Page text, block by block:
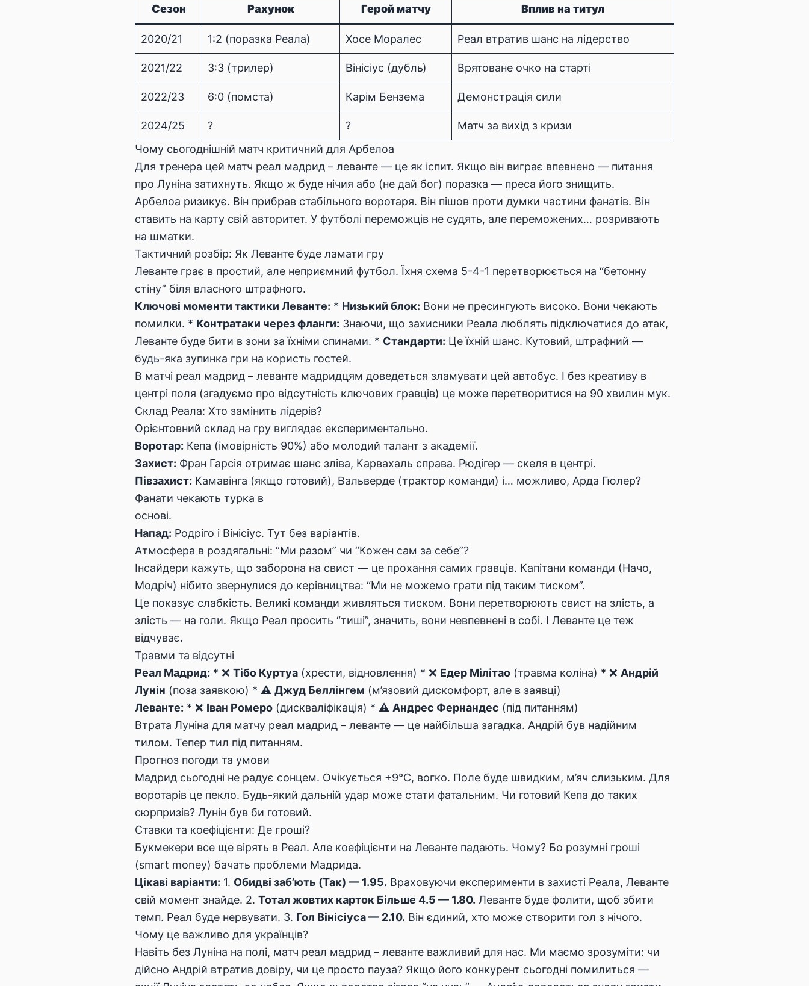
Сезон
Рахунок Герой матчу Вплив на титул
2020/21 1:2 (поразка Реала) Хосе Моралес Реал втратив шанс на лідерство
2021/22 3:3 (трилер) Вінісіус (дубль) Врятоване очко на старті
2022/23 6:0 (помста) Карім Бензема Демонстрація сили
2024/25 ? ?
Матч за вихід з кризи
Чому сьогоднішній матч критичний для Арбелоа
Для тренера цей матч реал мадрид – леванте — це як іспит. Якщо він виграє впевнено — питання
про Луніна затихнуть. Якщо ж буде нічия або (не дай бог) поразка — преса його знищить.
Арбелоа ризикує. Він прибрав стабільного воротаря. Він пішов проти думки частини фанатів. Він
ставить на карту свій авторитет. У футболі переможців не судять, але переможених… розривають
на шматки.
Тактичний розбір: Як Леванте буде ламати гру
Леванте грає в простий, але неприємний футбол. Їхня схема 5-4-1 перетворюється на “бетонну
стіну” біля власного штрафного.
Ключові моменти тактики Леванте: * Низький блок: Вони не пресингують високо. Вони чекають
помилки. * Контратаки через фланги: Знаючи, що захисники Реала люблять підключатися до атак,
Леванте буде бити в зони за їхніми спинами. * Стандарти: Це їхній шанс. Кутовий, штрафний —
будь-яка зупинка гри на користь гостей.
В матчі реал мадрид – леванте мадридцям доведеться зламувати цей автобус. І без креативу в
центрі поля (згадуємо про відсутність ключових гравців) це може перетворитися на 90 хвилин мук.
Склад Реала: Хто замінить лідерів?
Орієнтовний склад на гру виглядає експериментально.
Воротар: Кепа (імовірність 90%) або молодий талант з академії.
Захист: Фран Гарсія отримає шанс зліва, Карвахаль справа. Рюдігер — скеля в центрі.
Півзахист: Камавінга (якщо готовий), Вальверде (трактор команди) і… можливо, Арда Гюлер?
Фанати чекають турка в
основі.
Напад: Родріго і Вінісіус. Тут без варіантів.
Атмосфера в роздягальні: “Ми разом” чи “Кожен сам за себе”?
Інсайдери кажуть, що заборона на свист — це прохання самих гравців. Капітани команди (Начо,
Модріч) нібито звернулися до керівництва: “Ми не можемо грати під таким тиском”.
Це показує слабкість. Великі команди живляться тиском. Вони перетворюють свист на злість, а
злість — на голи. Якщо Реал просить “тиші”, значить, вони невпевнені в собі. І Леванте це теж
відчуває.
Травми та відсутні
Реал Мадрид: * ❌ Тібо Куртуа (хрести, відновлення) * ❌ Едер Мілітао (травма коліна) * ❌ Андрій
Лунін (поза заявкою) * ⚠️ Джуд Беллінгем (м’язовий дискомфорт, але в заявці)
Леванте: * ❌ Іван Ромеро (дискваліфікація) * ⚠️ Андрес Фернандес (під питанням)
Втрата Луніна для матчу реал мадрид – леванте — це найбільша загадка. Андрій був надійним
тилом. Тепер тил під питанням.
Прогноз погоди та умови
Мадрид сьогодні не радує сонцем. Очікується +9°C, вогко. Поле буде швидким, м’яч слизьким. Для
воротарів це пекло. Будь-який дальній удар може стати фатальним. Чи готовий Кепа до таких
сюрпризів? Лунін був би готовий.
Ставки та коефіцієнти: Де гроші?
Букмекери все ще вірять в Реал. Але коефіцієнти на Леванте падають. Чому? Бо розумні гроші
(smart money) бачать проблеми Мадрида.
Цікаві варіанти: 1. Обидві заб’ють (Так) — 1.95. Враховуючи експерименти в захисті Реала, Леванте
свій момент знайде. 2. Тотал жовтих карток Більше 4.5 — 1.80. Леванте буде фолити, щоб збити
темп. Реал буде нервувати. 3. Гол Вінісіуса — 2.10. Він єдиний, хто може створити гол з нічого.
Чому це важливо для українців?
Навіть без Луніна на полі, матч реал мадрид – леванте важливий для нас. Ми маємо зрозуміти: чи
дійсно Андрій втратив довіру, чи це просто пауза? Якщо його конкурент сьогодні помилиться —